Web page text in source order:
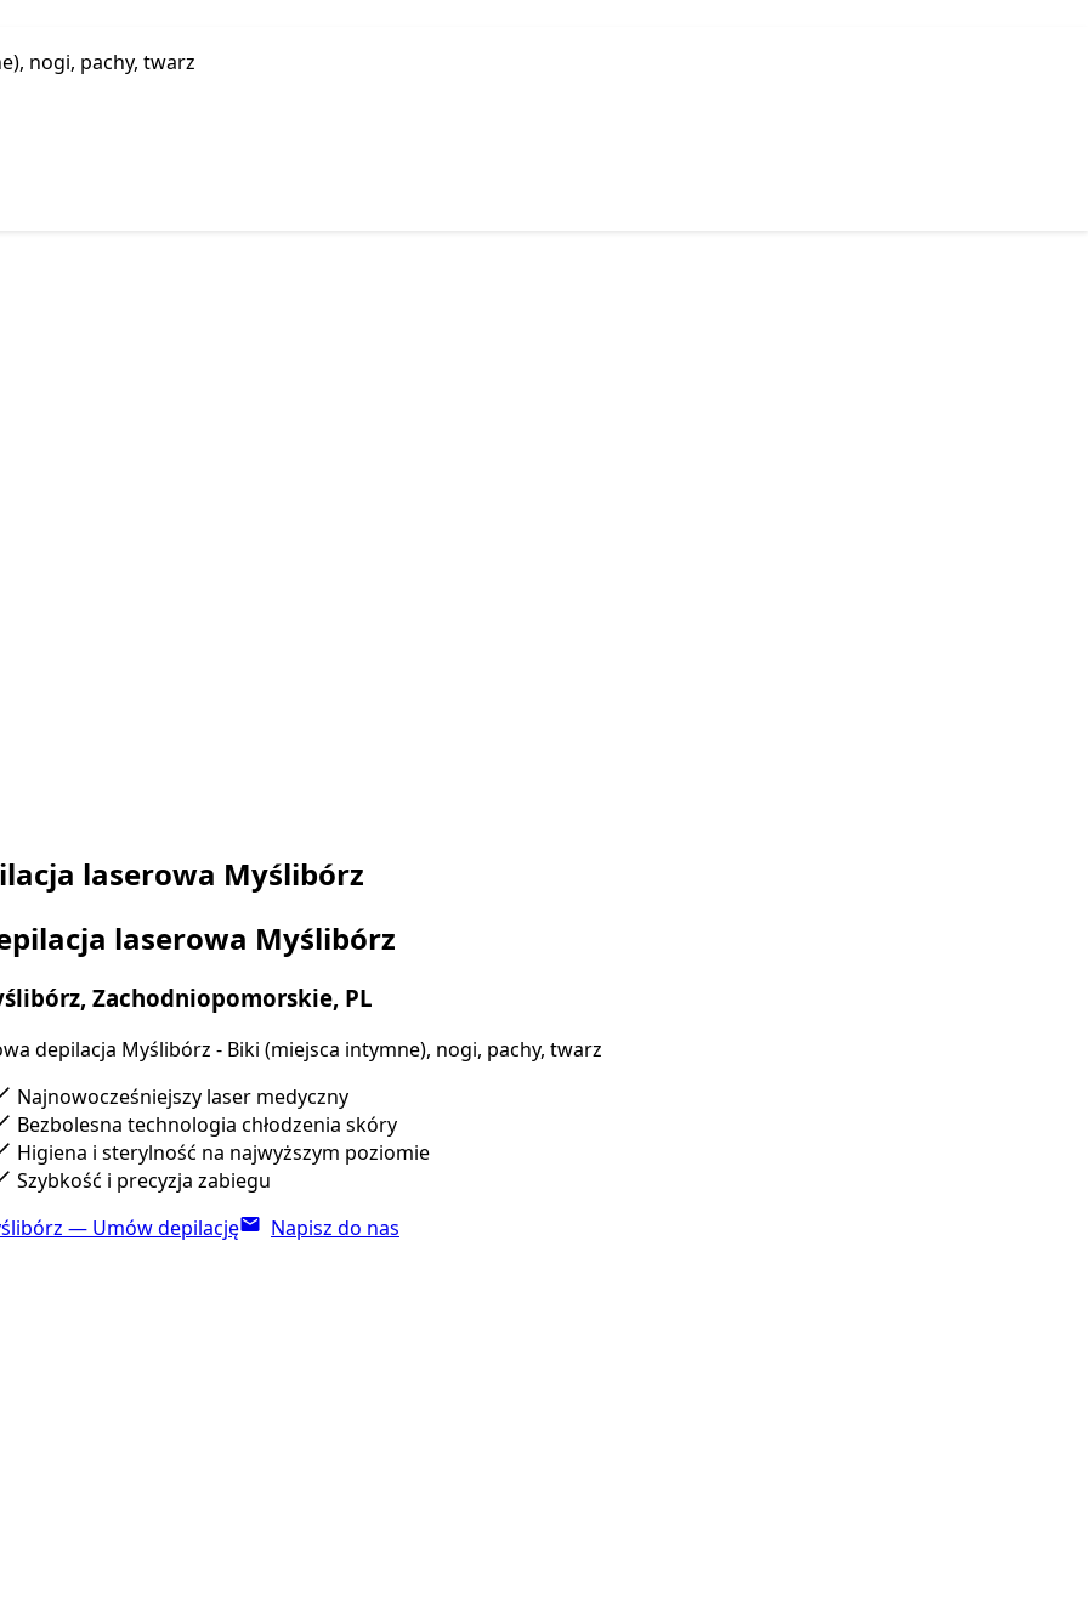
nogi, pachy, twarz
laserowa Myślibórz
laserowa Myślibórz
Zachodniopomorskie, PL
depilacja Myślibórz - Biki (miejsca intymne), nogi, pachy, twarz
Najnowocześniejszy laser medyczny
Bezbolesna technologia chłodzenia skóry
Higiena i sterylność na najwyższym poziomie
Szybkość i precyzja zabiegu
— Umów depilację
Napisz do nas